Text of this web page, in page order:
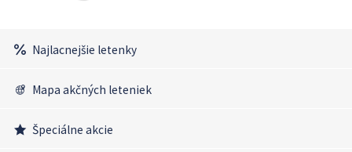
Najlacnejšie letenky
Mapa akčných leteniek
Špeciálne akcie